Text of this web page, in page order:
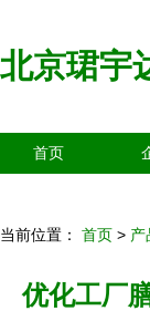
北京珺宇
首页
当前位置： 首页 > 产
优化工厂